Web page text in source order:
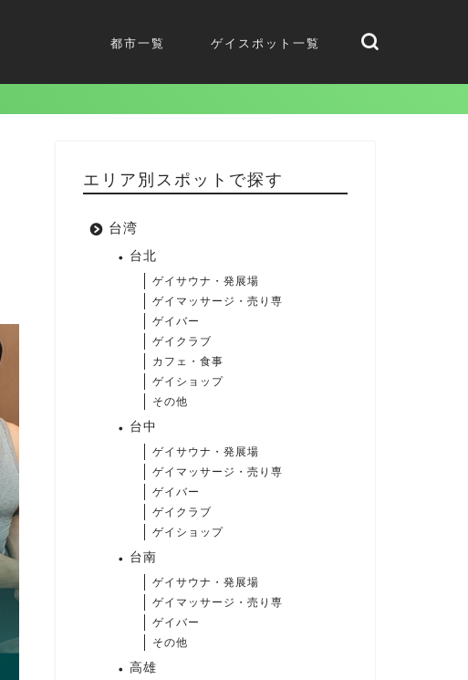
都市一覧 ゲイスポット一覧
エリア別スポットで探す
台湾
台北
ゲイサウナ・発展場
ゲイマッサージ・売り専
ゲイバー
ゲイクラブ
カフェ・食事
ゲイショップ
その他
台中
ゲイサウナ・発展場
ゲイマッサージ・売り専
ゲイバー
ゲイクラブ
ゲイショップ
台南
ゲイサウナ・発展場
ゲイマッサージ・売り専
ゲイバー
その他
高雄